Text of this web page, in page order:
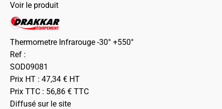
Voir le produit
Thermometre Infrarouge -30° +550°
Ref :
SOD09081
Prix HT : 47,34 € HT
Prix TTC : 56,86 € TTC
Diffusé sur le site